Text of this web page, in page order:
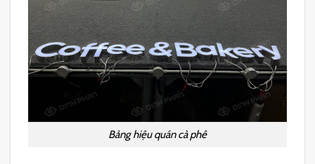
Bảng hiệu quán cà phê